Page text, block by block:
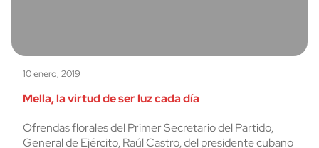
10 enero, 2019
Mella, la virtud de ser luz cada día
Ofrendas florales del Primer Secretario del Partido,
General de Ejército, Raúl Castro, del presidente cubano